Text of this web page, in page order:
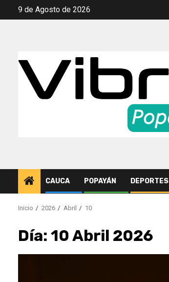
Saltar9 de Agosto de 2026
CAUCA POPAYÁN DEPORTES
Inicio 2026 Abril 10
Día: 10 Abril 2026